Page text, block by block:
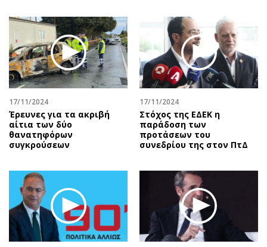
17/11/2024
Έρευνες για τα ακριβή
αίτια των δύο
θανατηφόρων
συγκρούσεων
17/11/2024
Στόχος της ΕΔΕΚ η
παράδοση των
προτάσεων του
συνεδρίου της στον ΠτΔ